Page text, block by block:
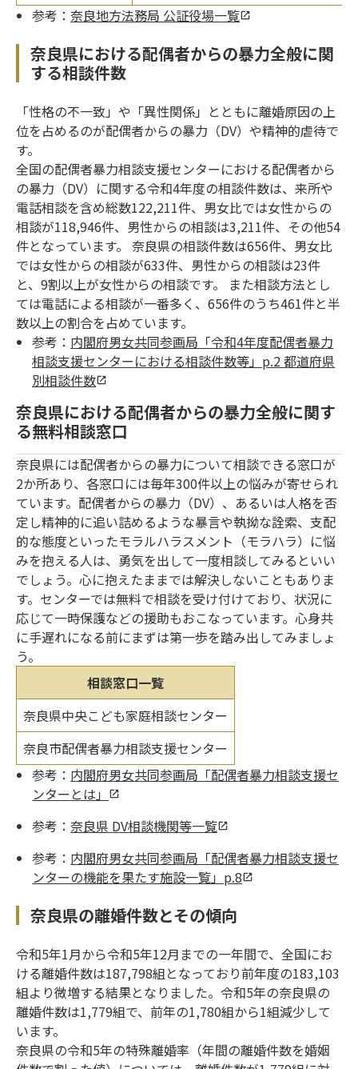
参考：奈良地方法務局 公証役場一覧
奈良県における配偶者からの暴力全般に関
する相談件数
「性格の不一致」や「異性関係」とともに離婚原因の上
位を占めるのが配偶者からの暴力（DV）や精神的虐待で
す。
全国の配偶者暴力相談支援センターにおける配偶者から
の暴力（DV）に関する令和4年度の相談件数は、来所や
電話相談を含め総数122,211件、男女比では女性からの
相談が118,946件、男性からの相談は3,211件、その他54
件となっています。 奈良県の相談件数は656件、男女比
では女性からの相談が633件、男性からの相談は23件
と、9割以上が女性からの相談です。 また相談方法とし
ては電話による相談が一番多く、656件のうち461件と半
数以上の割合を占めています。
参考： 内閣府男女共同参画局「令和4年度配偶者暴力
相談支援センターにおける相談件数等」p.2 都道府県
別相談件数
奈良県における配偶者からの暴力全般に関す
る無料相談窓口
奈良県には配偶者からの暴力について相談できる窓口が
2か所あり、各窓口には毎年300件以上の悩みが寄せられ
ています。配偶者からの暴力（DV）、あるいは人格を否
定し精神的に追い詰めるような暴言や執拗な詮索、支配
的な態度といったモラルハラスメント（モラハラ）に悩
みを抱える人は、勇気を出して一度相談してみるといい
でしょう。心に抱えたままでは解決しないこともありま
す。センターでは無料で相談を受け付けており、状況に
応じて一時保護などの援助もおこなっています。心身共
に手遅れになる前にまずは第一歩を踏み出してみましょ
う。
相談窓口一覧
奈良県中央こども家庭相談センター
奈良市配偶者暴力相談支援センター
参考： 内閣府男女共同参画局「配偶者暴力相談支援セ
ンターとは」
参考：奈良県 DV相談機関等一覧
参考： 内閣府男女共同参画局「配偶者暴力相談支援セ
ンターの機能を果たす施設一覧」p.8
奈良県の離婚件数とその傾向
令和5年1月から令和5年12月までの一年間で、全国にお
ける離婚件数は187,798組となっており前年度の183,103
組より微増する結果となりました。令和5年の奈良県の
離婚件数は1,779組で、前年の1,780組から1組減少して
います。
奈良県の令和5年の特殊離婚率（年間の離婚件数を婚姻